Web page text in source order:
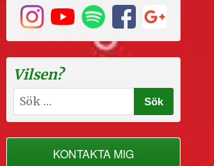
Vilsen?
Sök
efter:
KONTAKTA MIG